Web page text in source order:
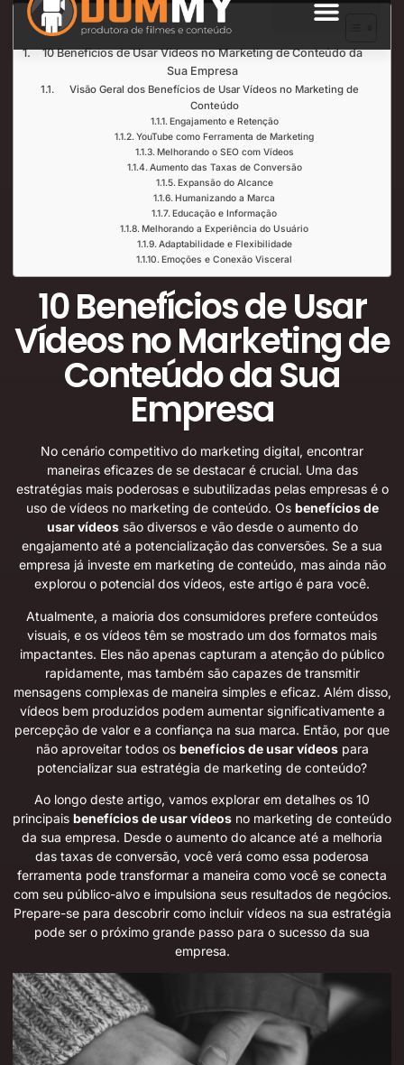
Índice de Leitura
10 Benefícios de Usar Vídeos no Marketing de Conteúdo da
Sua Empresa
Visão Geral dos Benefícios de Usar Vídeos no Marketing de
Conteúdo
Engajamento e Retenção
YouTube como Ferramenta de Marketing
Melhorando o SEO com Vídeos
Aumento das Taxas de Conversão
Expansão do Alcance
Humanizando a Marca
Educação e Informação
Melhorando a Experiência do Usuário
Adaptabilidade e Flexibilidade
Emoções e Conexão Visceral
10 Benefícios de Usar
Vídeos no Marketing de
Conteúdo da Sua
Empresa
No cenário competitivo do marketing digital, encontrar
maneiras eficazes de se destacar é crucial. Uma das
estratégias mais poderosas e subutilizadas pelas empresas é o
uso de vídeos no marketing de conteúdo. Os benefícios de
usar vídeossão diversos e vão desde o aumento do
engajamento até a potencialização das conversões. Se a sua
empresa já investe em marketing de conteúdo, mas ainda não
explorou o potencial dos vídeos, este artigo é para você.
Atualmente, a maioria dos consumidores prefere conteúdos
visuais, e os vídeos têm se mostrado um dos formatos mais
impactantes. Eles não apenas capturam a atenção do público
rapidamente, mas também são capazes de transmitir
mensagens complexas de maneira simples e eficaz. Além disso,
vídeos bem produzidos podem aumentar significativamente a
percepção de valor e a confiança na sua marca. Então, por que
não aproveitar todos os benefícios de usar vídeospara
potencializar sua estratégia de marketing de conteúdo?
Ao longo deste artigo, vamos explorar em detalhes os 10
principais benefícios de usar vídeos no marketing de conteúdo
da sua empresa. Desde o aumento do alcance até a melhoria
das taxas de conversão, você verá como essa poderosa
ferramenta pode transformar a maneira como você se conecta
com seu público-alvo e impulsiona seus resultados de negócios.
Prepare-se para descobrir como incluir vídeos na sua estratégia
pode ser o próximo grande passo para o sucesso da sua
empresa.